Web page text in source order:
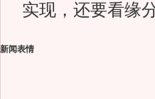
实现，还要看缘
新闻表情